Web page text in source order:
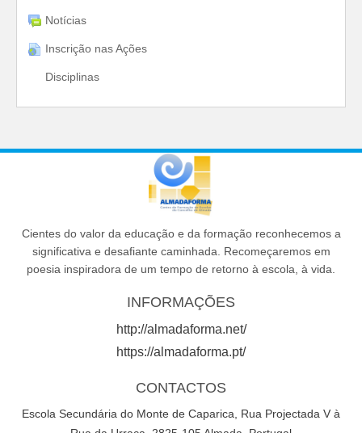
Notícias
Inscrição nas Ações
Disciplinas
Cientes do valor da educação e da formação reconhecemos a
significativa e desafiante caminhada. Recomeçaremos em
poesia inspiradora de um tempo de retorno à escola, à vida.
INFORMAÇÕES
http://almadaforma.net/
https://almadaforma.pt/
CONTACTOS
Escola Secundária do Monte de Caparica, Rua Projectada V à